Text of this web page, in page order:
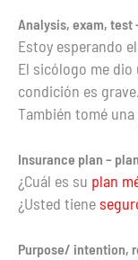
Analysis, exam, test
Estoy esperando el
El sicólogo me dio
condición es grave.
También tomé una
Insurance plan –
¿Cuál es su plan
¿Usted tiene
Purpose/ intention,